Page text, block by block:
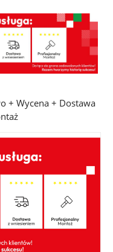
+ Wycena + Dostawa